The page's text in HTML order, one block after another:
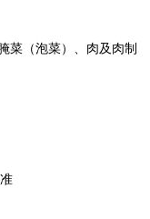
菜（泡菜）、肉及肉制